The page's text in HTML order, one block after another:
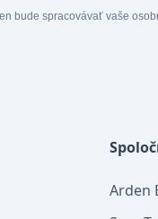
bude spracovávať vaše
Arden